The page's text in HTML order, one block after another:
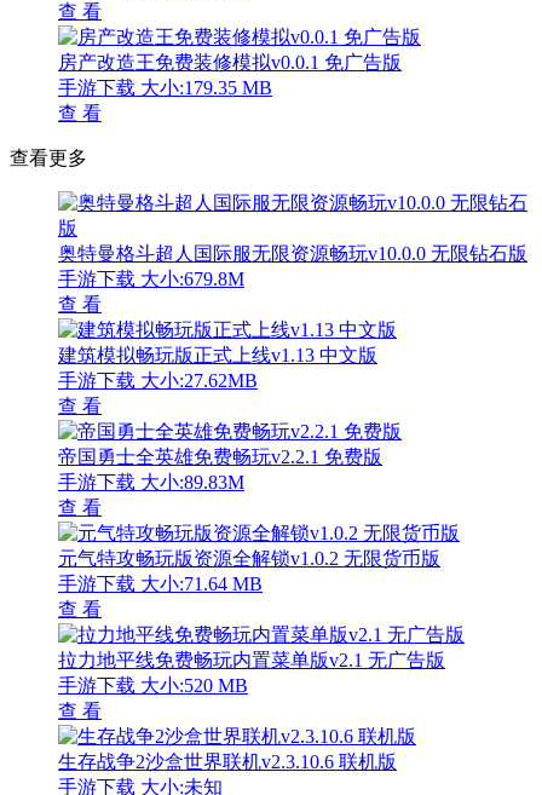
查 看
房产改造王免费装修模拟v0.0.1 免广告版
手游下载 大小:179.35 MB
查 看
查看更多
奥特曼格斗超人国际服无限资源畅玩v10.0.0 无限钻石版
手游下载 大小:679.8M
查 看
建筑模拟畅玩版正式上线v1.13 中文版
手游下载 大小:27.62MB
查 看
帝国勇士全英雄免费畅玩v2.2.1 免费版
手游下载 大小:89.83M
查 看
元气特攻畅玩版资源全解锁v1.0.2 无限货币版
手游下载 大小:71.64 MB
查 看
拉力地平线免费畅玩内置菜单版v2.1 无广告版
手游下载 大小:520 MB
查 看
生存战争2沙盒世界联机v2.3.10.6 联机版
手游下载 大小:未知